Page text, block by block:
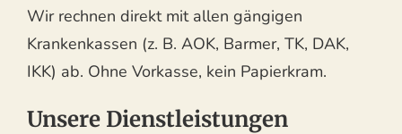
Wir rechnen direkt mit allen gängigen
Krankenkassen (z. B. AOK, Barmer, TK, DAK,
IKK) ab. Ohne Vorkasse, kein Papierkram.
Unsere Dienstleistungen